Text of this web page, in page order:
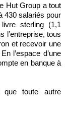
Hut Group a tout
430 salariés pour
sterling (1,1
l’entreprise, tous
et recevoir une
l’espace d’une
en banque à
que toute autre